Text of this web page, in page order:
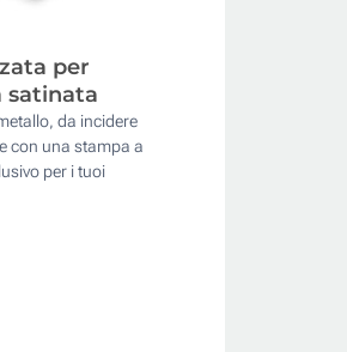
per
satinata
da incidere
con una stampa a
per i tuoi